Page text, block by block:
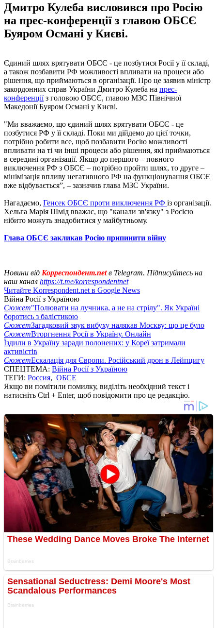
Дмитро Кулеба висловився про Росію
на прес-конференції з главою ОБСЄ
Буяром Османі у Києві.
Єдиний шлях врятувати ОБСЄ - це позбутися Росії у її складі,
а також позбавити РФ можливості впливати на процеси або
рішення, що приймаються в організації. Про це заявив міністр
закордонних справ України Дмитро Кулеба на прес-
конференціїз головою ОБСЄ, главою МЗС Північної
Македонії Буяром Османі у Києві.
"Ми вважаємо, що єдиний шлях врятувати ОБСЄ - це
позбутися РФ у її складі. Поки ми дійдемо до цієї точки,
потрібно робити все, щоб позбавити Росію можливості
впливати на ті чи інші процеси або рішення, які приймаються
в середині організації. Якщо до першого – повного
виключення РФ з ОБСЄ – потрібно пройти шлях, то друге –
мінімізація впливу негативного РФ на функціонування ОБСЄ
вже відбувається”, – зазначив глава МЗС України.
Нагадаємо, Генсек ОБСЄ проти виключення РФ із організації.
Хельга Марія Шмід вважає, що "канали зв'язку" з Росією
нібито можуть знадобитися у майбутньому.
Глава ОБСЄ закликав Росію припинити війну
Новини від Корреспондент.netв Telegram. Підписуйтесь на
наш канал https://t.me/korrespondentnet
Читайте Korrespondent.net в Google News
Війна Росії з Україною
Сюжет"Полювати на лучника, а не на стрілу". Як Україні
боротись з балістикою
СюжетЗагадковий звук вибуху налякав Москву: що це було
СюжетВторгнення Росії в Україну. Онлайн
Їздили в Україну заради полонених: у Кореї затримали
активістів
СюжетЕскалація для Європи. Російський дрон в Лейпцигу
СПЕЦТЕМА: Війна Росії з Україною
ТЕГИ: Россия, ОБСЕ
Якщо ви помітили помилку, виділіть необхідний текст і
натисніть Ctrl + Enter, щоб повідомити про це редакцію.